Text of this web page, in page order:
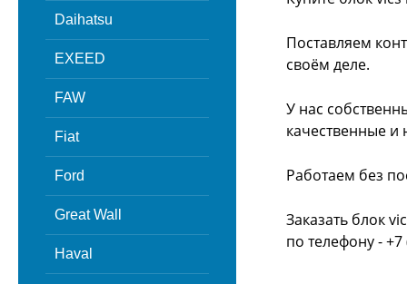
Daihatsu
EXEED
FAW
Fiat
Ford
Great Wall
Haval
Поставляем
своём деле.
У нас
качественные и
Работаем без
Заказать блок
по телефону -